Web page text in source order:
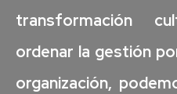
transformación
ordenar la gestión
organización,